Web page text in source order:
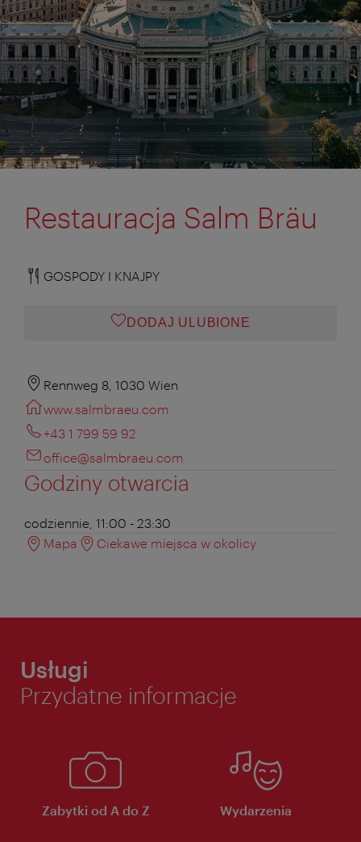
Restauracja Salm Bräu
GOSPODY I KNAJPY
DODAJ ULUBIONE
Rennweg 8, 1030 Wien
www.salmbraeu.com
+43 1 799 59 92
office@salmbraeu.com
Godziny otwarcia
codziennie, 11:00 - 23:30
Mapa
Ciekawe miejsca w okolicy
Usługi
Przydatne informacje
Zabytki od A do Z Wydarzenia